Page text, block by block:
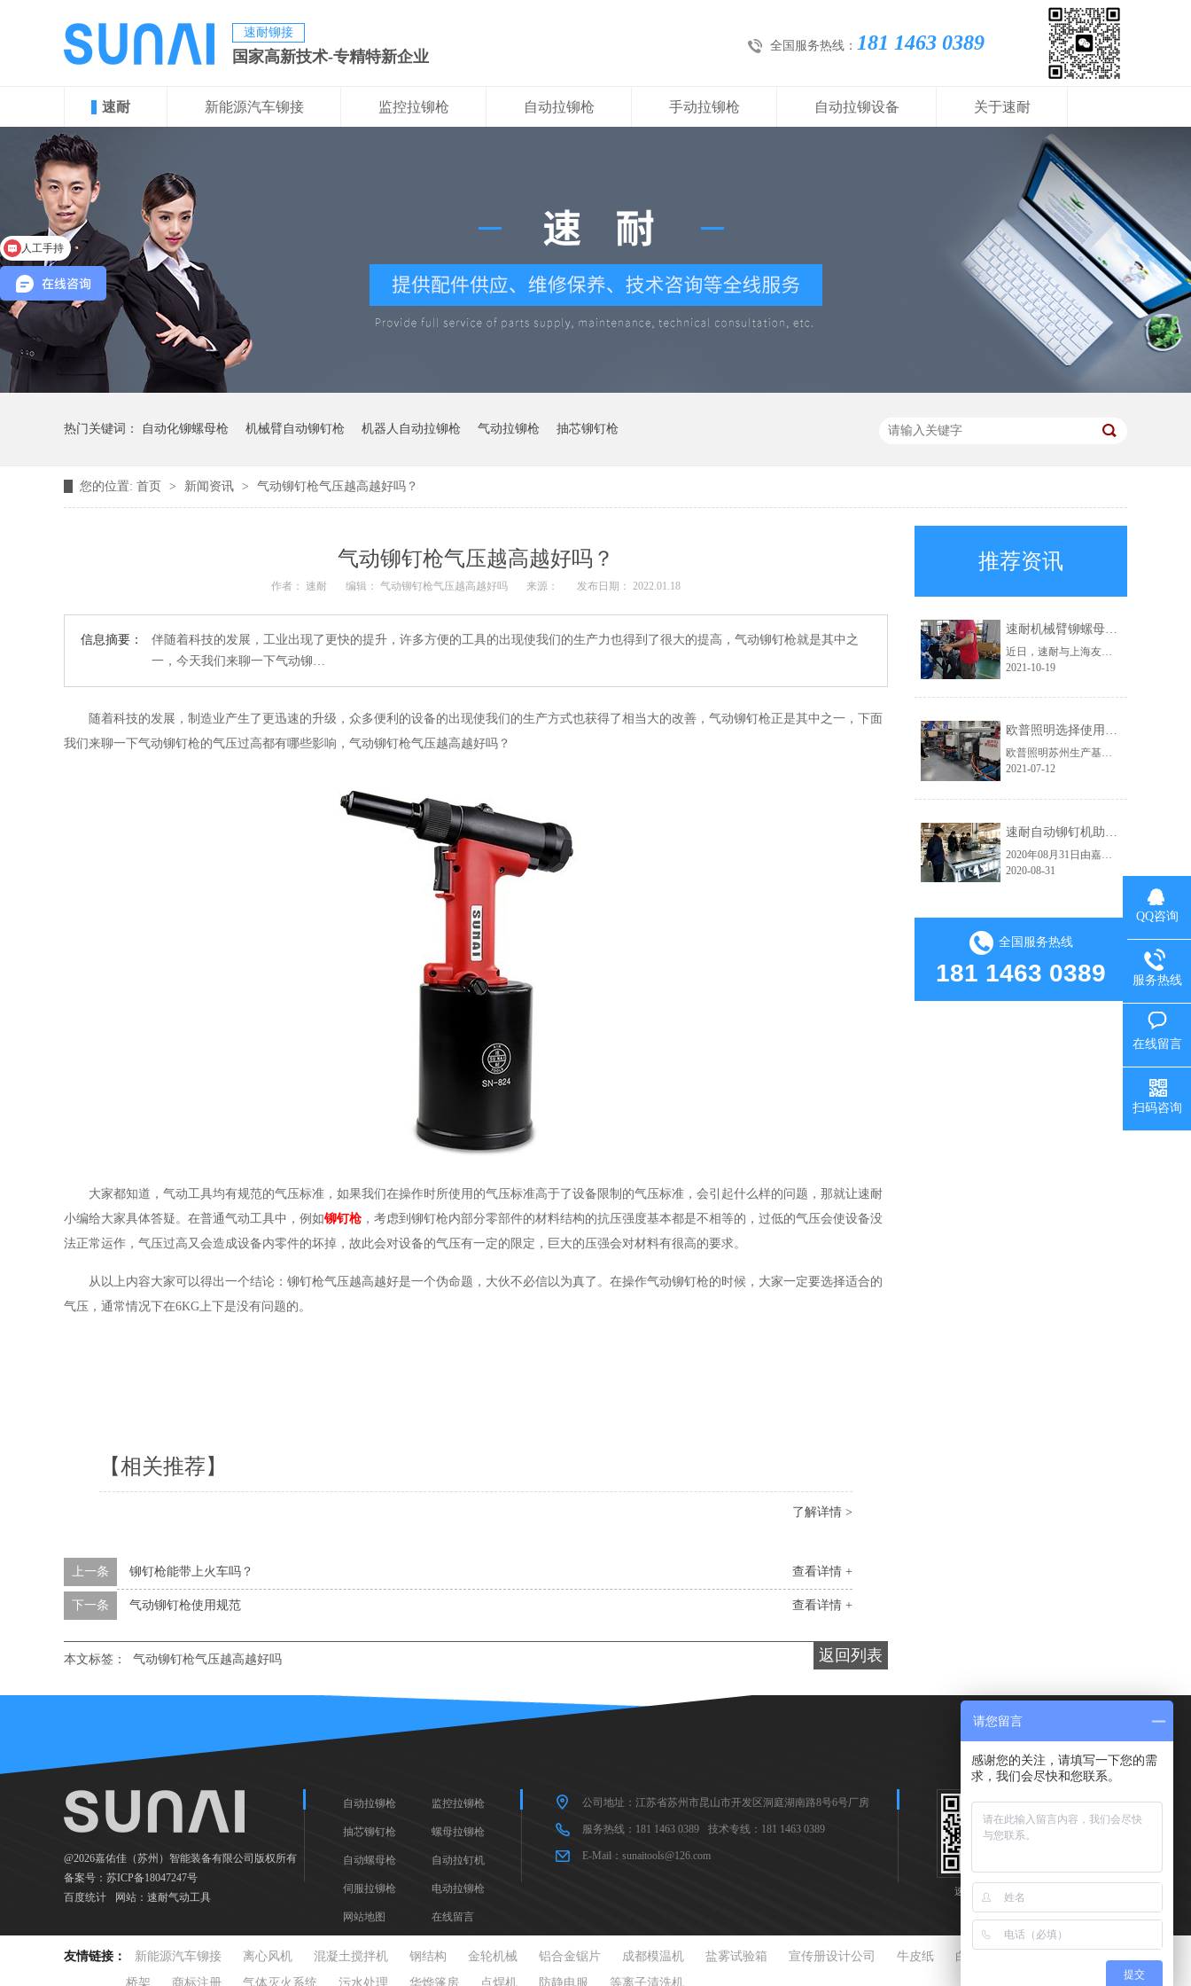
速耐铆接
国家高新技术-专精特新企业
全国服务热线： 181 1463 0389
速耐 新能源汽车铆接 监控拉铆枪 自动拉铆枪 手动拉铆枪 自动拉铆设备 关于速耐
热门关键词： 自动化铆螺母枪 机械臂自动铆钉枪 机器人自动拉铆枪 气动拉铆枪 抽芯铆钉枪
您的位置: 首页 > 新闻资讯 > 气动铆钉枪气压越高越好吗？
气动铆钉枪气压越高越好吗？
作者： 速耐 编辑： 气动铆钉枪气压越高越好吗 来源： 发布日期： 2022.01.18
信息摘要：
伴随着科技的发展，工业出现了更快的提升，许多方便的工具的出现使我们的生产力也得到了很大的提高，气动铆钉枪就是其中之
一，今天我们来聊一下气动铆…
随着科技的发展，制造业产生了更迅速的升级，众多便利的设备的出现使我们的生产方式也获得了相当大的改善，气动铆钉枪正是其中之一，下面
我们来聊一下气动铆钉枪的气压过高都有哪些影响，气动铆钉枪气压越高越好吗？
大家都知道，气动工具均有规范的气压标准，如果我们在操作时所使用的气压标准高于了设备限制的气压标准，会引起什么样的问题，那就让速耐
小编给大家具体答疑。 在普通气动工具中，例如铆钉枪，考虑到铆钉枪内部分零部件的材料结构的抗压强度基本都是不相等的，过低的气压会使设备没
法正常运作，气压过高又会造成设备内零件的坏掉，故此会对设备的气压有一定的限定，巨大的压强会对材料有很高的要求。
从以上内容大家可以得出一个结论：铆钉枪气压越高越好是一个伪命题，大伙不必信以为真了。在操作气动铆钉枪的时候，大家一定要选择适合的
气压，通常情况下在6KG上下是没有问题的。
【相关推荐】
了解详情 >
查看详情 +
上一条 铆钉枪能带上火车吗？
查看详情 +
下一条 气动铆钉枪使用规范
返回列表
本文标签： 气动铆钉枪气压越高越好吗
推荐资讯
速耐机械臂铆螺母枪助力上海友升提效升级
近日，速耐与上海友升铝业有限公司成功达成合作，为对方提供了速耐机械臂铆螺母枪，助力上海友升实现自动化生产。
2021-10-19
欧普照明选择使用速耐自动拉钉机
欧普照明苏州生产基地，此前一直使用的是其他品牌的铆接气动工具。在得知速耐自动拉钉机后，进行了详细的咨询，被速耐自动拉钉机“自动吸钉、一机顶三人”的特点深深吸引，于是决定采购。
2021-07-12
2020年08月31日由嘉佑佳设计的自动拉钉机顺利交付给海宁市红狮电梯装饰有限公司使用。嘉佑佳负责人范经理现场亲自指导并演示操作流程，红狮电梯吴总经理及相关负责人到现场学习，下图为交货试机现场。速耐自动拉钉机高效的应用：因其技术的大幅提升，使得人和工具在保证了绝对安全的前提下大大提高生产效益了。从而实......
2020-08-31
全国服务热线
181 1463 0389
@2026嘉佑佳（苏州）智能装备有限公司版权所有
备案号： 苏ICP备18047247号
百度统计
网站： 速耐气动工具
自动拉铆枪 监控拉铆枪
抽芯铆钉枪 螺母拉铆枪
自动螺母枪 自动拉钉机
伺服拉铆枪 电动拉铆枪
网站地图 在线留言
公司地址：江苏省苏州市昆山市开发区洞庭湖南路8号6号厂房
服务热线：181 1463 0389 技术专线：181 1463 0389
E-Mail：sunaitools@126.com
速耐手机站
友情链接： 新能源汽车铆接 离心风机 混凝土搅拌机 钢结构 金轮机械 铝合金锯片 成都模温机 盐雾试验箱 宣传册设计公司 牛皮纸 白炭黑
桥架
商标注册 气体灭火系统 污水处理 华烨篷房 点焊机 防静电服 等离子清洗机
QQ咨询
服务热线
在线留言
扫码咨询
人工手持
请您留言
感谢您的关注，请填写一下您的需
求，我们会尽快和您联系。
提交